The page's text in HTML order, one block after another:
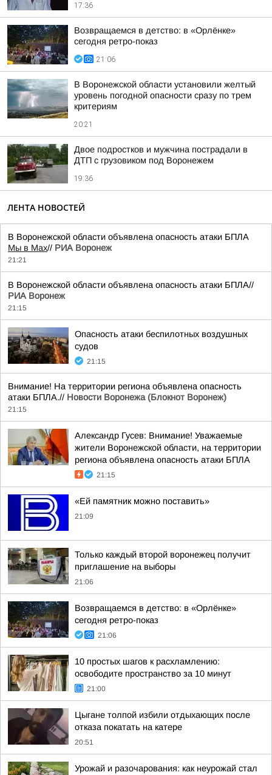
17:36
Возвращаемся в детство: в «Орлёнке»
сегодня ретро-показ
21:06
В Воронежской области установили желтый
уровень погодной опасности сразу по трем
критериям
20:21
Двое подростков и мужчина пострадали в
ДТП с грузовиком под Воронежем
19:36
ЛЕНТА НОВОСТЕЙ
В Воронежской области объявлена опасность атаки БПЛА
Мы в Мах// РИА Воронеж
21:21
В Воронежской области объявлена опасность атаки БПЛА//
РИА Воронеж
21:15
Опасность атаки беспилотных воздушных
судов
21:15
Внимание! На территории региона объявлена опасность
атаки БПЛА.// Новости Воронежа (Блокнот Воронеж)
21:15
Александр Гусев: Внимание! Уважаемые
жители Воронежской области, на территории
региона объявлена опасность атаки БПЛА
21:15
«Ей памятник можно поставить»
21:09
Только каждый второй воронежец получит
приглашение на выборы
21:06
Возвращаемся в детство: в «Орлёнке»
сегодня ретро-показ
21:06
10 простых шагов к расхламлению:
освободите пространство за 10 минут
21:00
Цыгане толпой избили отдыхающих после
отказа покатать на катере
20:51
Урожай и разочарования: как неурожай стал